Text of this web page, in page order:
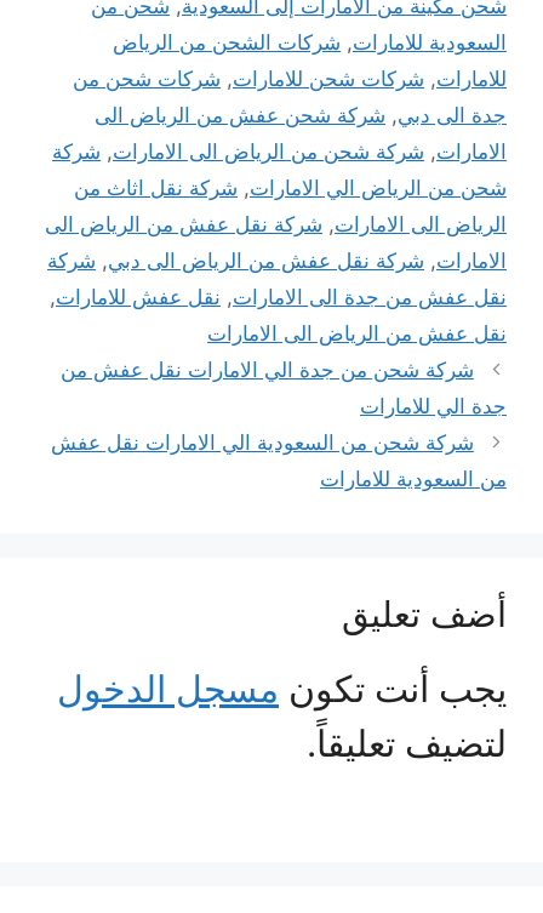
شحن مكينة من الامارات إلى السعودية, شحن من
السعودية للامارات, شركات الشحن من الرياض
للامارات, شركات شحن للامارات, شركات شحن من
جدة الى دبي, شركة شحن عفش من الرياض الى
الامارات, شركة شحن من الرياض الى الامارات, شركة
شحن من الرياض الي الامارات, شركة نقل اثاث من
الرياض الى الامارات, شركة نقل عفش من الرياض الى
الامارات, شركة نقل عفش من الرياض الى دبي, شركة
نقل عفش من جدة الى الامارات, نقل عفش للامارات,
نقل عفش من الرياض الى الامارات
شركة شحن من جدة الي الامارات نقل عفش من
جدة الي للامارات
شركة شحن من السعودية الي الامارات نقل عفش
من السعودية للامارات
أضف تعليق
يجب أنت تكون مسجل الدخول
لتضيف تعليقاً.